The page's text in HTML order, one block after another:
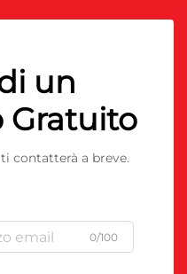
un
Gratuito
contatterà a breve.
0/100